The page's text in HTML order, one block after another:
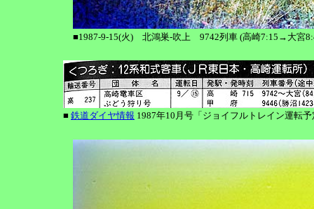
■1987-9-15(火) 北鴻巣-吹上 9742列車 (高崎7:15→大宮
■ 鉄道ダイヤ情報 1987年10月号「ジョイフルトレイン運転